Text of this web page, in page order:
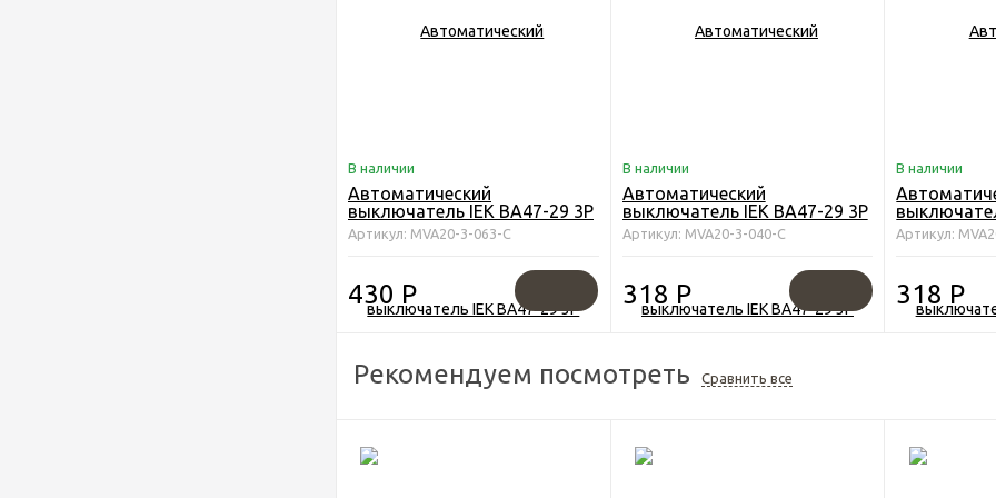
В наличии
Автоматический
выключатель IEK ВА47-29 3Р
63А 4,5кА х-ка С
Артикул: MVA20-3-063-C
430 Р
В наличии
Автоматический
выключатель IEK ВА47-29 3Р
40А 4,5кА х-ка С
Артикул: MVA20-3-040-C
318 Р
В наличии
16А 4,5кА
Артикул:
318 Р
Рекомендуем посмотреть Сравнить все